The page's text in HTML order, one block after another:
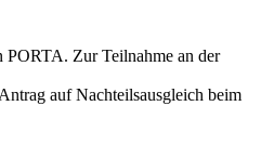
PORTA. Zur Teilnahme an der
auf Nachteilsausgleich beim